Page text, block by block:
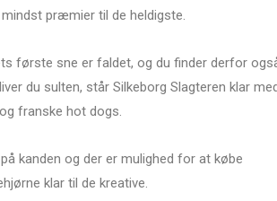
præmier til de heldigste.
første sne er faldet, og du finder derfor
du sulten, står Silkeborg Slagteren klar
franske hot dogs.
kanden og der er mulighed for at købe
klar til de kreative.